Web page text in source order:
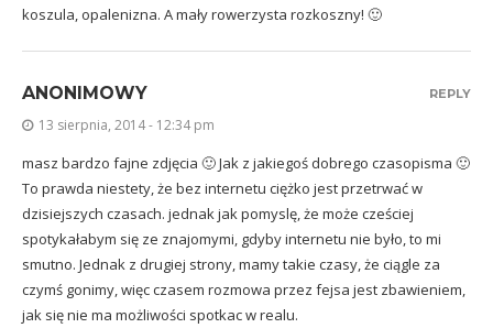
koszula, opalenizna. A mały rowerzysta rozkoszny! 🙂
ANONIMOWY
13 sierpnia, 2014 - 12:34 pm
masz bardzo fajne zdjęcia 🙂 Jak z jakiegoś dobrego czasopisma 🙂
To prawda niestety, że bez internetu ciężko jest przetrwać w
dzisiejszych czasach. jednak jak pomyslę, że może cześciej
spotykałabym się ze znajomymi, gdyby internetu nie było, to mi
smutno. Jednak z drugiej strony, mamy takie czasy, że ciągle za
czymś gonimy, więc czasem rozmowa przez fejsa jest zbawieniem,
jak się nie ma możliwości spotkac w realu.
REPLY